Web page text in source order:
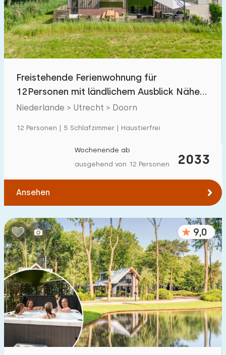
Schwimmbad 39
Eingezäunter Garten 33
Haustierfrei 58
Ladestation Auto
€ 0 — € 2000+
Schlafzimmern:
1 2 3 4 5
Badezimmer:
1 2 3 4 5
Entfernungen
Freistehende Ferienwohnung für
12Personen mit ländlichem Ausblick Nähe
Utrechtse Heuvelrug
Niederlande > Utrecht > Doorn
12 Personen | 5 Schlafzimmer | Haustierfrei
2033
Wochenende ab
ausgehend von 12 Personen
Ansehen
9,0